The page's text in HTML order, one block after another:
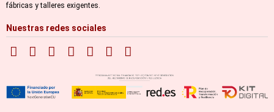
fábricas y talleres exigentes.
Nuestras redes sociales